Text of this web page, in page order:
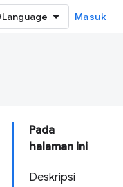
Masuk
Pada
halaman ini
Deskripsi